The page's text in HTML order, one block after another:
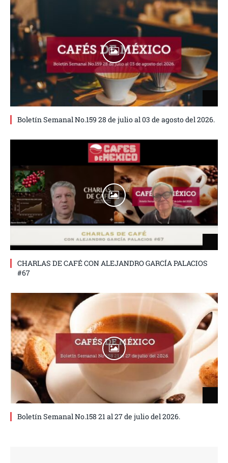
Boletín Semanal No.159 28 de julio al 03 de agosto del 2026.
CHARLAS DE CAFÉ CON ALEJANDRO GARCÍA PALACIOS
#67
Boletín Semanal No.158 21 al 27 de julio del 2026.